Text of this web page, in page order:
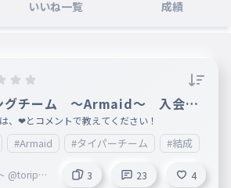
いいね一覧 成績
グチーム ～Armaid～ 入会希
！！！
、❤とコメントで教えてください！
#Armaid #タイパーチーム #結成
@toripro
3 23 4